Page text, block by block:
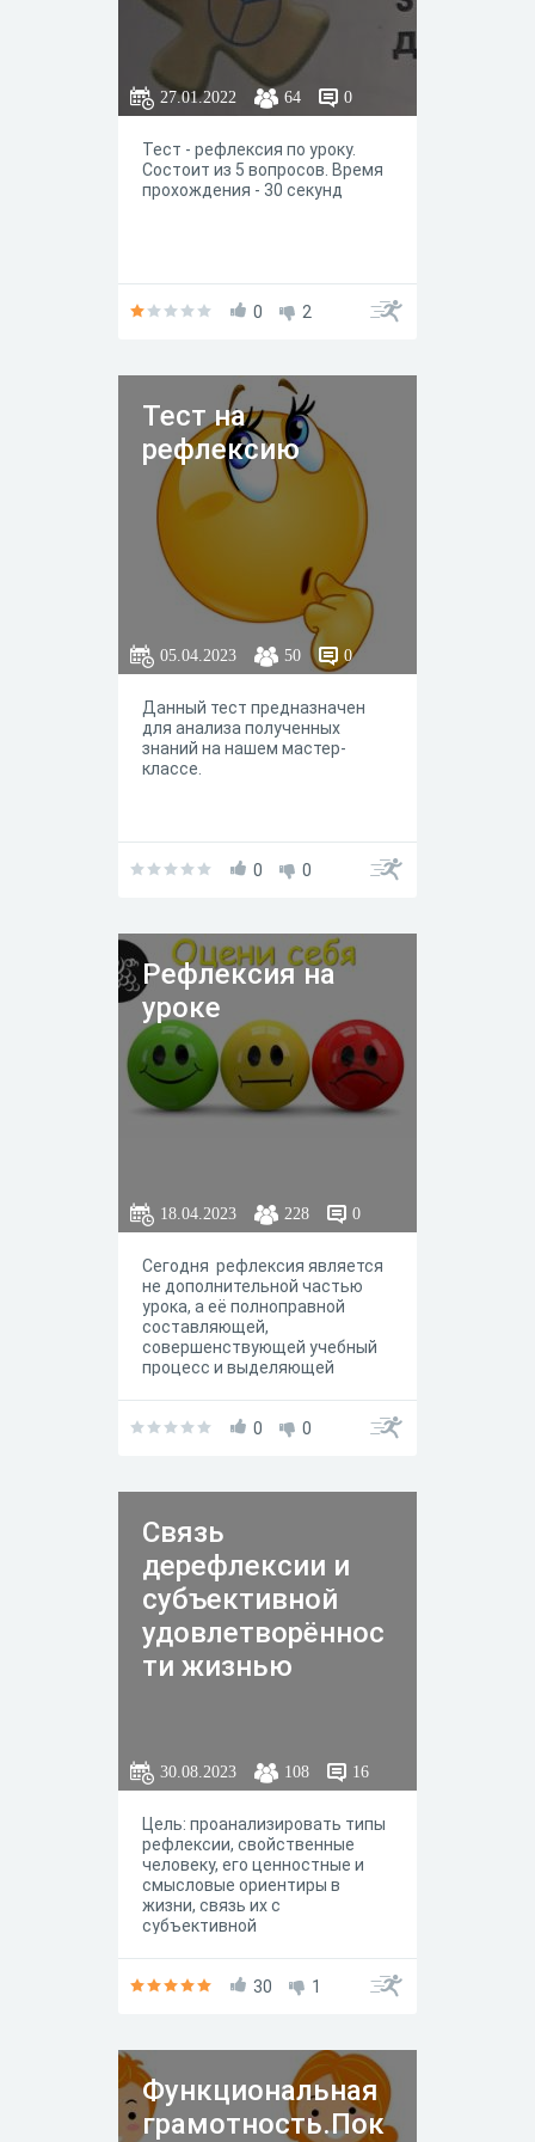
27.01.2022 64 0
Тест - рефлексия по уроку.
Состоит из 5 вопросов. Время
прохождения - 30 секунд
0 2
Тест на
рефлексию
05.04.2023 50 0
Данный тест предназначен
для анализа полученных
знаний на нашем мастер-
классе.
0 0
Рефлексия на
уроке
18.04.2023 228 0
Сегодня рефлексия является
не дополнительной частью
урока, а её полноправной
составляющей,
совершенствующей учебный
процесс и выделяющей
0 0
Связь
дерефлексии и
субъективной
удовлетворённос
ти жизнью
30.08.2023 108 16
Цель: проанализировать типы
рефлексии, свойственные
человеку, его ценностные и
смысловые ориентиры в
жизни, связь их с
субъективной
из трех тестов: 1.Тест
Дж. Крамбо, Л. Махолик (1964)
Адаптация: Д. А. Леонтьев
(1988) 2.Дифференциальный
тип рефлексии, ДТР
Отечественная
30 1
Функциональная
грамотность.Пок